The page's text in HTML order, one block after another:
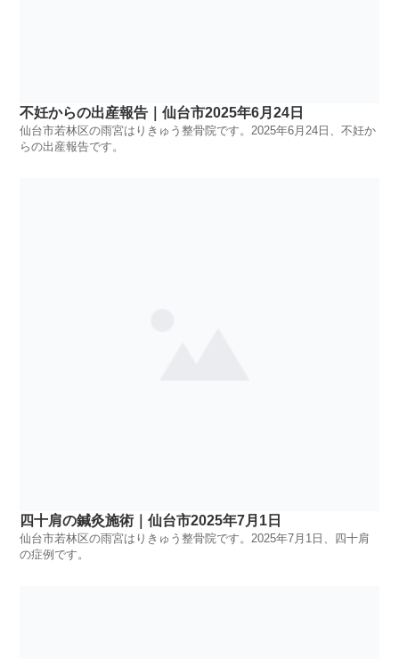
不妊からの出産報告｜仙台市2025年6月24日
仙台市若林区の雨宮はりきゅう整骨院です。2025年6月24日、不妊か
らの出産報告です。
四十肩の鍼灸施術｜仙台市2025年7月1日
仙台市若林区の雨宮はりきゅう整骨院です。2025年7月1日、四十肩
の症例です。